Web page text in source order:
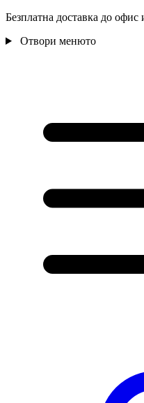
Безплатна доставка до
Отвори менюто